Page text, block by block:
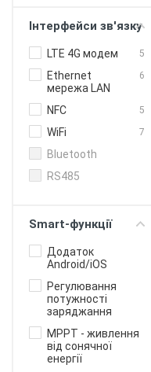
Інтерфейси зв'язку
LTE 4G модем 5
Ethernet
мережа LAN
6
NFC 5
WiFi 7
Bluetooth
RS485
Smart-функції
Додаток
Android/iOS
Регулювання
потужності
заряджання
MPPT - живлення
від сонячної
енергії